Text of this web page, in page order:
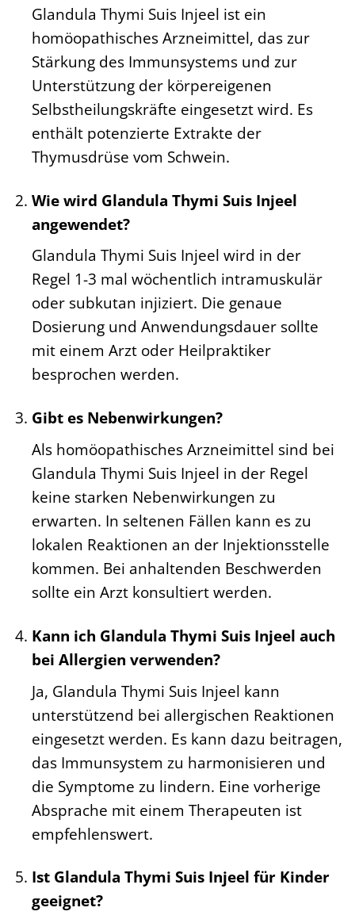
Glandula Thymi Suis Injeel ist ein
homöopathisches Arzneimittel, das zur
Stärkung des Immunsystems und zur
Unterstützung der körpereigenen
Selbstheilungskräfte eingesetzt wird. Es
enthält potenzierte Extrakte der
Thymusdrüse vom Schwein.
Wie wird Glandula Thymi Suis Injeel
angewendet?
Glandula Thymi Suis Injeel wird in der
Regel 1-3 mal wöchentlich intramuskulär
oder subkutan injiziert. Die genaue
Dosierung und Anwendungsdauer sollte
mit einem Arzt oder Heilpraktiker
besprochen werden.
Gibt es Nebenwirkungen?
Als homöopathisches Arzneimittel sind bei
Glandula Thymi Suis Injeel in der Regel
keine starken Nebenwirkungen zu
erwarten. In seltenen Fällen kann es zu
lokalen Reaktionen an der Injektionsstelle
kommen. Bei anhaltenden Beschwerden
sollte ein Arzt konsultiert werden.
Kann ich Glandula Thymi Suis Injeel auch
bei Allergien verwenden?
Ja, Glandula Thymi Suis Injeel kann
unterstützend bei allergischen Reaktionen
eingesetzt werden. Es kann dazu beitragen,
das Immunsystem zu harmonisieren und
die Symptome zu lindern. Eine vorherige
Absprache mit einem Therapeuten ist
empfehlenswert.
Ist Glandula Thymi Suis Injeel für Kinder
geeignet?